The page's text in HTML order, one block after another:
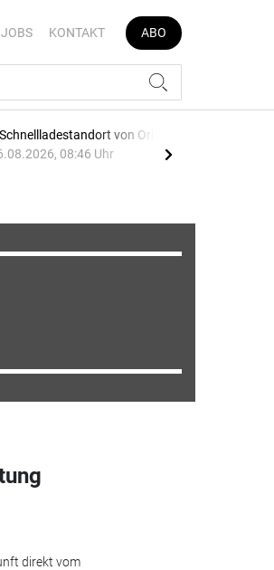
JOBS KONTAKT ABO
von Orlen und
08:46 Uhr
direkt vom